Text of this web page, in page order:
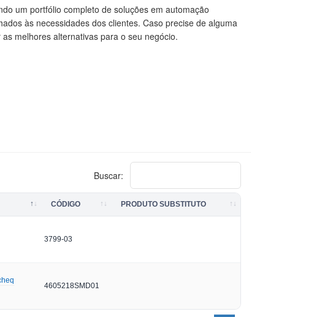
um portfólio completo de soluções em automação
às necessidades dos clientes. Caso precise de alguma
melhores alternativas para o seu negócio.
Buscar:
CÓDIGO PRODUTO SUBSTITUTO
3799-03
4605218SMD01